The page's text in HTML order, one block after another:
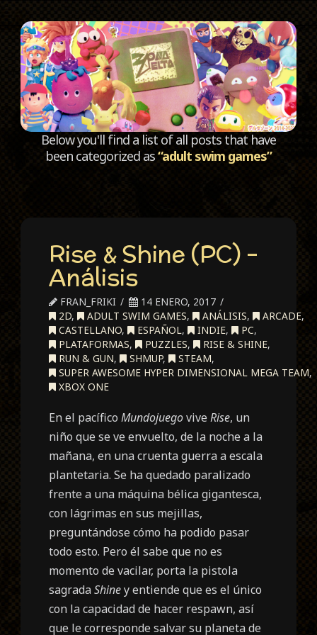
Below you'll find a list of all posts that have
been categorized as“adult swim games”
Rise & Shine (PC) –
Análisis
FRAN_FRIKI
14 ENERO, 2017
2D, ADULT SWIM GAMES, ANÁLISIS, ARCADE,
CASTELLANO, ESPAÑOL, INDIE, PC,
PLATAFORMAS, PUZZLES, RISE & SHINE,
RUN & GUN, SHMUP, STEAM,
SUPER AWESOME HYPER DIMENSIONAL MEGA TEAM,
XBOX ONE
En el pacíficoMundojuegoviveRise, un
niño que se ve envuelto, de la noche a la
mañana, en una cruenta guerra a escala
plantetaria. Se ha quedado paralizado
frente a una máquina bélica gigantesca,
con lágrimas en sus mejillas,
preguntándose cómo ha podido pasar
todo esto. Pero él sabe que no es
momento de vacilar, porta la pistola
sagradaShiney entiende que es el único
con la capacidad de hacer respawn, así
que le corresponde salvar su planeta de